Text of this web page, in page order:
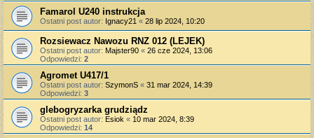
Famarol U240 instrukcja
Ostatni post autor: Ignacy21 « 28 lip 2024, 10:20
Rozsiewacz Nawozu RNZ 012 (LEJEK)
Ostatni post autor: Majster90 « 26 cze 2024, 13:06
Odpowiedzi: 2
Agromet U417/1
Ostatni post autor: SzymonS « 31 mar 2024, 14:39
Odpowiedzi: 3
glebogryzarka grudziądz
Ostatni post autor: Esiok « 10 mar 2024, 8:39
Odpowiedzi: 14